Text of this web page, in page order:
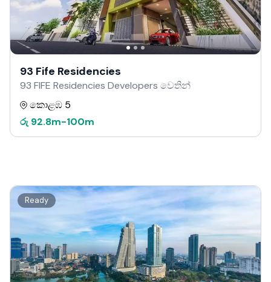
93 Fife Residencies
93 FIFE Residencies Developers වෙතින්
කොළඹ 5
රු 92.8m-100m
Ready